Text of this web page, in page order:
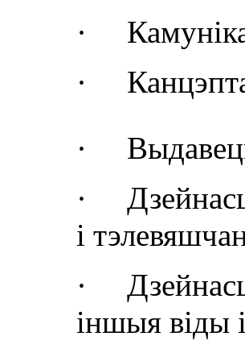
·
·
·
·
і
·
іншыя віды